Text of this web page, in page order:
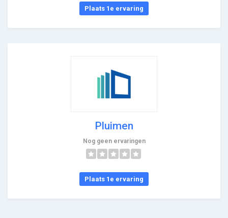
Plaats 1e ervaring
Pluimen
Nog geen ervaringen
Plaats 1e ervaring